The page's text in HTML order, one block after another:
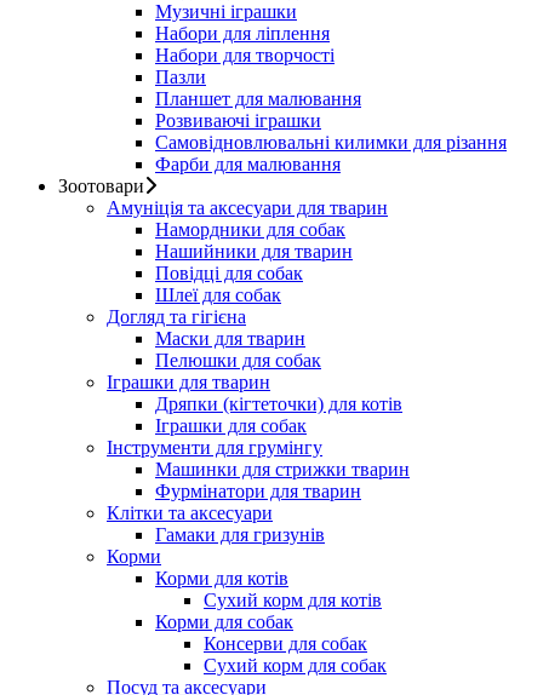
Музичні іграшки
Набори для ліплення
Набори для творчості
Пазли
Планшет для малювання
Розвиваючі іграшки
Самовідновлювальні килимки для різання
Фарби для малювання
Зоотовари
Амуніція та аксесуари для тварин
Намордники для собак
Нашийники для тварин
Повідці для собак
Шлеї для собак
Догляд та гігієна
Маски для тварин
Пелюшки для собак
Іграшки для тварин
Дряпки (кігтеточки) для котів
Іграшки для собак
Інструменти для грумінгу
Машинки для стрижки тварин
Фурмінатори для тварин
Клітки та аксесуари
Гамаки для гризунів
Корми
Корми для котів
Сухий корм для котів
Корми для собак
Консерви для собак
Сухий корм для собак
Посуд та аксесуари